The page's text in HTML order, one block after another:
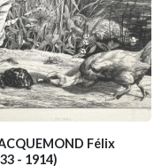
Félix
- 1914)